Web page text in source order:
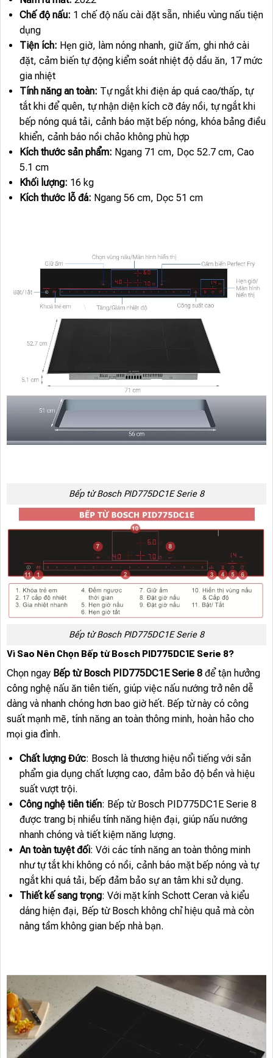
Chế độ nấu: 1 chế độ nấu cài đặt sẵn, nhiều vùng nấu tiện
dụng
Tiện ích: Hẹn giờ, làm nóng nhanh, giữ ấm, ghi nhớ cài
đặt, cảm biến tự động kiểm soát nhiệt độ dầu ăn, 17 mức
gia nhiệt
Tính năng an toàn: Tự ngắt khi điện áp quá cao/thấp, tự
tắt khi để quên, tự nhận diện kích cỡ đáy nồi, tự ngắt khi
bếp nóng quá tải, cảnh báo mặt bếp nóng, khóa bảng điều
khiển, cảnh báo nồi chảo không phù hợp
Kích thước sản phẩm: Ngang 71 cm, Dọc 52.7 cm, Cao
5.1 cm
Khối lượng: 16 kg
Kích thước lỗ đá: Ngang 56 cm, Dọc 51 cm
Bếp từ Bosch PID775DC1E Serie 8
Bếp từ Bosch PID775DC1E Serie 8
Vì Sao Nên Chọn Bếp từ Bosch PID775DC1E Serie 8?
Chọn ngay Bếp từ Bosch PID775DC1E Serie 8 để tận hưởng
công nghệ nấu ăn tiên tiến, giúp việc nấu nướng trở nên dễ
dàng và nhanh chóng hơn bao giờ hết. Bếp từ này có công
suất mạnh mẽ, tính năng an toàn thông minh, hoàn hảo cho
mọi gia đình.
Chất lượng Đức: Bosch là thương hiệu nổi tiếng với sản
phẩm gia dụng chất lượng cao, đảm bảo độ bền và hiệu
suất vượt trội.
Công nghệ tiên tiến: Bếp từ Bosch PID775DC1E Serie 8
được trang bị nhiều tính năng hiện đại, giúp nấu nướng
nhanh chóng và tiết kiệm năng lượng.
An toàn tuyệt đối: Với các tính năng an toàn thông minh
như tự tắt khi không có nồi, cảnh báo mặt bếp nóng và tự
ngắt khi quá tải, bếp đảm bảo sự an tâm khi sử dụng.
Thiết kế sang trọng: Với mặt kính Schott Ceran và kiểu
dáng hiện đại, Bếp từ Bosch không chỉ hiệu quả mà còn
nâng tầm không gian bếp nhà bạn.